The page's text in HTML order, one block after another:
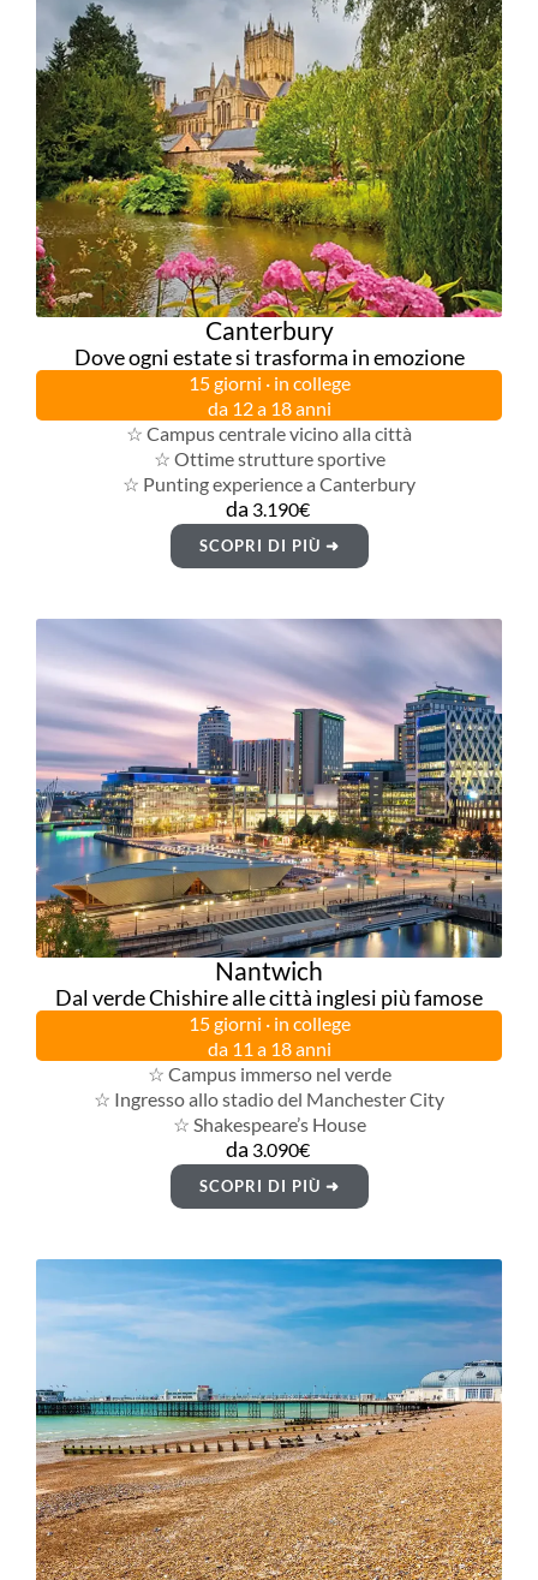
Canterbury
Dove ogni estate si trasforma in emozione
15 giorni · in college
da 12 a 18 anni
☆ Campus centrale vicino alla città
☆ Ottime strutture sportive
☆ Punting experience a Canterbury
da 3.190€
SCOPRI DI PIÙ ➜
Nantwich
Dal verde Chishire alle città inglesi più famose
15 giorni · in college
da 11 a 18 anni
☆ Campus immerso nel verde
☆ Ingresso allo stadio del Manchester City
☆ Shakespeare’s House
da 3.090€
SCOPRI DI PIÙ ➜